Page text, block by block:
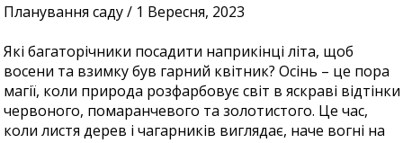
Планування саду / 1 Вересня, 2023
Які багаторічники посадити наприкінці літа, щоб
восени та взимку був гарний квітник? Осінь – це пора
магії, коли природа розфарбовує світ в яскраві відтінки
червоного, помаранчевого та золотистого. Це час,
коли листя дерев і чагарників виглядає, наче вогні на